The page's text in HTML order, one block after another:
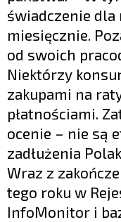
świadczenie dla
miesięcznie.
od swoich
Niektórzy
zakupami na
płatnościami.
ocenie – nie są
zadłużenia
Wraz z
tego roku w
InfoMonitor i